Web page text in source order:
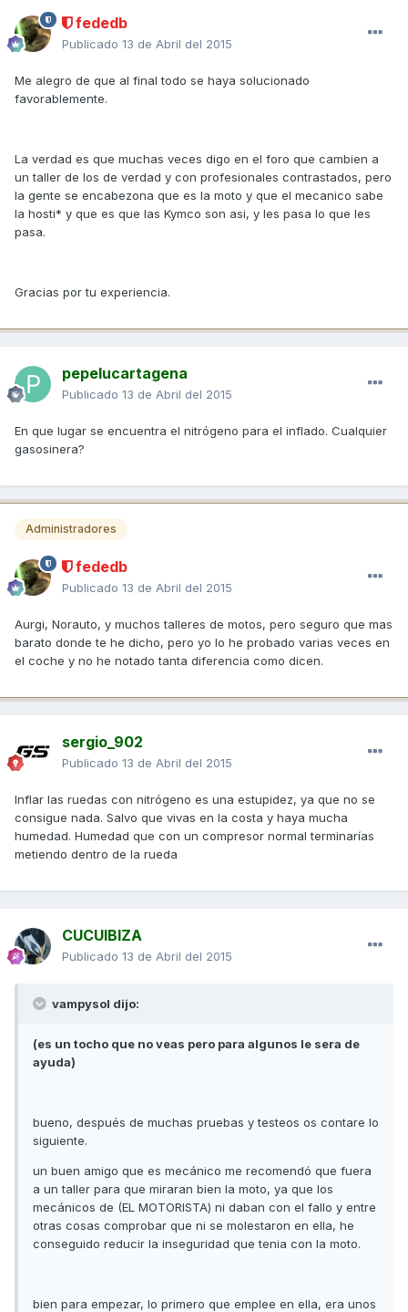
fededb
Publicado 13 de Abril del 2015
Me alegro de que al final todo se haya solucionado
favorablemente.
La verdad es que muchas veces digo en el foro que cambien a
un taller de los de verdad y con profesionales contrastados, pero
la gente se encabezona que es la moto y que el mecanico sabe
la hosti* y que es que las Kymco son asi, y les pasa lo que les
pasa.
Gracias por tu experiencia.
pepelucartagena
Publicado 13 de Abril del 2015
En que lugar se encuentra el nitrógeno para el inflado. Cualquier
gasosinera?
Administradores
fededb
Publicado 13 de Abril del 2015
Aurgi, Norauto, y muchos talleres de motos, pero seguro que mas
barato donde te he dicho, pero yo lo he probado varias veces en
el coche y no he notado tanta diferencia como dicen.
sergio_902
Publicado 13 de Abril del 2015
Inflar las ruedas con nitrógeno es una estupidez, ya que no se
consigue nada. Salvo que vivas en la costa y haya mucha
humedad. Humedad que con un compresor normal terminarías
metiendo dentro de la rueda
CUCUIBIZA
Publicado 13 de Abril del 2015
vampysol dijo:
(es un tocho que no veas pero para algunos le sera de
ayuda)
bueno, después de muchas pruebas y testeos os contare lo
siguiente.
un buen amigo que es mecánico me recomendó que fuera
a un taller para que miraran bien la moto, ya que los
mecánicos de (EL MOTORISTA) ni daban con el fallo y entre
otras cosas comprobar que ni se molestaron en ella, he
conseguido reducir la inseguridad que tenia con la moto.
bien para empezar, lo primero que emplee en ella, era unos